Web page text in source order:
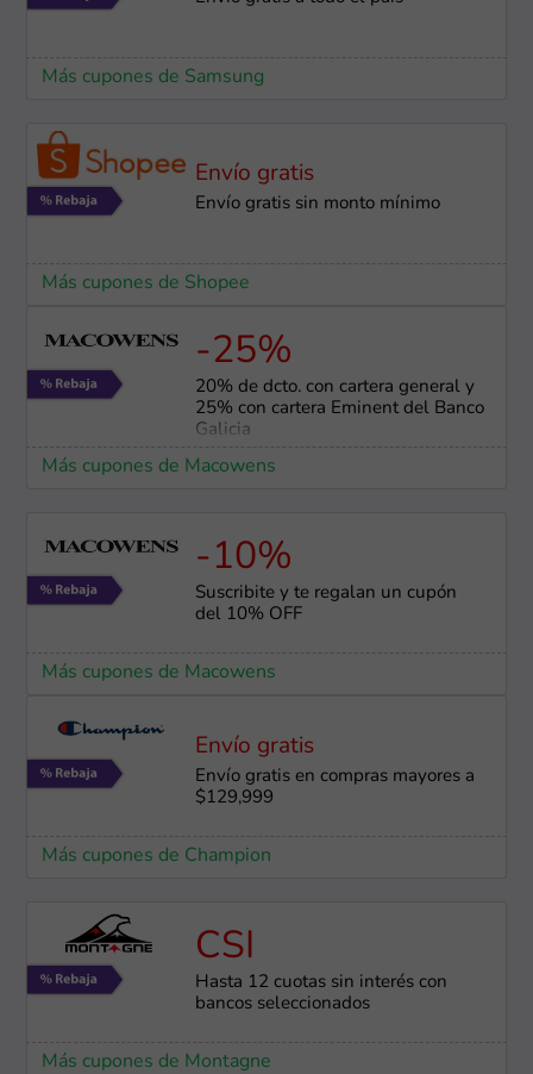
Más cupones de Samsung
Envío gratis
Envío gratis sin monto mínimo
Más cupones de Shopee
-25%
20% de dcto. con cartera general y
25% con cartera Eminent del Banco
Galicia
Más cupones de Macowens
-10%
Suscribite y te regalan un cupón
del 10% OFF
Más cupones de Macowens
Envío gratis
Envío gratis en compras mayores a
$129,999
Más cupones de Champion
CSI
Hasta 12 cuotas sin interés con
bancos seleccionados
Más cupones de Montagne